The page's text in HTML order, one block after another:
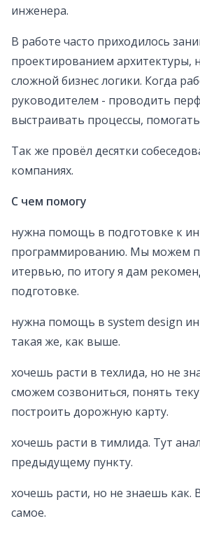
инженера.
В работе часто приходилось
проектированием архитектуры,
сложной бизнес логики. Когда
руководителем - проводить
выстраивать процессы,
Так же провёл десятки
компаниях.
С чем помогу
нужна помощь в подготовке к
программированию. Мы можем
итервью, по итогу я дам
подготовке.
нужна помощь в system design
такая же, как выше.
хочешь расти в техлида, но не
сможем созвониться, понять
построить дорожную карту.
хочешь расти в тимлида. Тут
предыдущему пункту.
хочешь расти, но не знаешь как.
самое.